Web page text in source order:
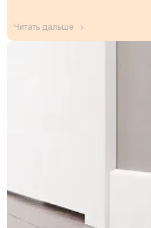
читать дальше